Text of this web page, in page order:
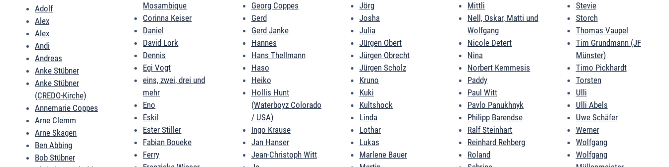
Adolf
Alex
Alex
Andi
Andreas
Anke Stübner
Anke Stübner
(CREDO-Kirche)
Annemarie Coppes
Arne Clemm
Arne Skagen
Ben Abbing
Bob Stübner
Mosambique
Corinna Keiser
Daniel
David Lork
Dennis
Egi Vogt
eins, zwei, drei und
mehr
Eno
Eskil
Ester Stiller
Fabian Boueke
Ferry
Georg Coppes
Gerd
Gerd Janke
Hannes
Hans Thellmann
Haso
Heiko
Hollis Hunt
(Waterboyz Colorado
/ USA)
Ingo Krause
Jan Hanser
Jean-Christoph Witt
Jörg
Josha
Julia
Jürgen Obert
Jürgen Obrecht
Jürgen Scholz
Kruno
Kuki
Kultshock
Linda
Lothar
Lukas
Marlene Bauer
Mittli
Nell, Oskar, Matti und
Wolfgang
Nicole Detert
Nina
Norbert Kemmesis
Paddy
Paul Witt
Pavlo Panukhnyk
Philipp Barendse
Ralf Steinhart
Reinhard Rehberg
Roland
Stevie
Storch
Thomas Vaupel
Tim Grundmann (JF
Münster)
Timo Pickhardt
Torsten
Ulli
Ulli Abels
Uwe Schäfer
Werner
Wolfgang
Wolfgang